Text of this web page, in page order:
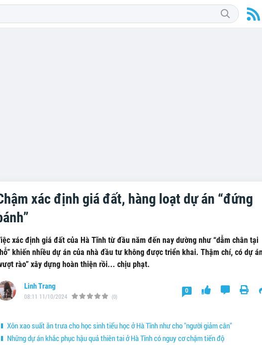
xác định giá đất, hàng loạt dự án “đứng
xác định giá đất của Hà Tĩnh từ đầu năm đến nay dường như “dẫm chân tại
khiến nhiều dự án của nhà đầu tư không được triển khai. Thậm chí, có dự án
rào” xây dựng hoàn thiện rồi... chịu phạt.
Linh Trang
08:11 11/10/2024 (0)
0
Xôn xao suất ăn trưa cho học sinh tiểu học ở Hà Tĩnh như cho "người giảm cân"
Những dự án khắc phục hậu quả thiên tai ở Hà Tĩnh có nguy cơ chậm tiến độ